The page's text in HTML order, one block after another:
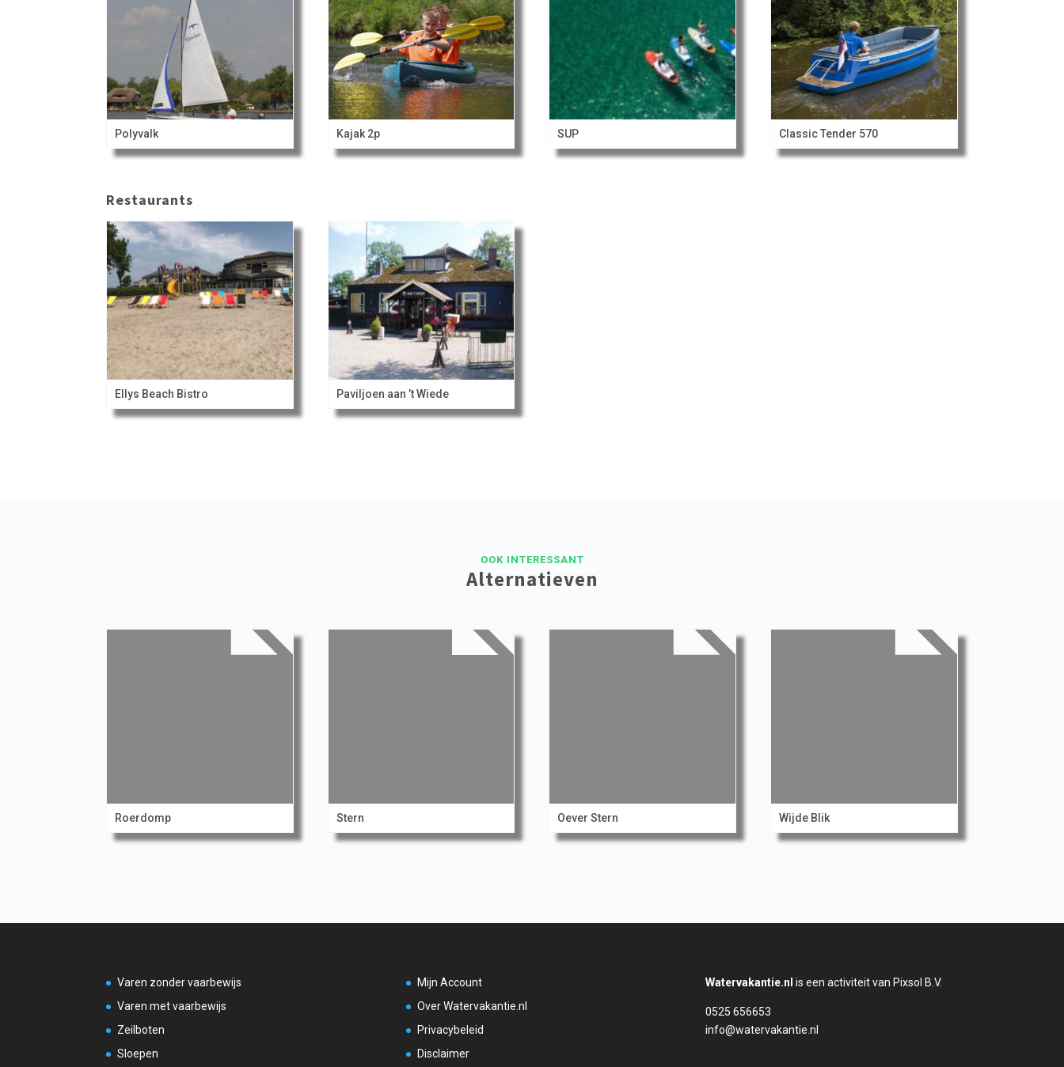
Polyvalk Kajak 2p SUP Classic Tender 570
Restaurants
Ellys Beach Bistro Paviljoen aan ’t Wiede
OOK INTERESSANT
Alternatieven
Roerdomp Stern Oever Stern Wijde Blik
Varen zonder vaarbewijs
Varen met vaarbewijs
Zeilboten
Sloepen
Mijn Account
Over Watervakantie.nl
Privacybeleid
Disclaimer
Watervakantie.nl is een activiteit van Pixsol B.V.
0525 656653
info@watervakantie.nl